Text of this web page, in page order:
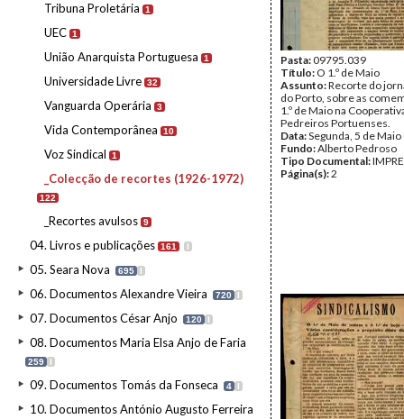
Tribuna Proletária 1
UEC 1
União Anarquista Portuguesa 1
Universidade Livre 32
Vanguarda Operária 3
Vida Contemporânea 10
Voz Sindical 1
_Colecção de recortes (1926-1972)
122
_Recortes avulsos 9
04. Livros e publicações 161 I
05. Seara Nova 695 I
06. Documentos Alexandre Vieira 720 I
07. Documentos César Anjo 120 I
08. Documentos Maria Elsa Anjo de Faria
259 I
09. Documentos Tomás da Fonseca 4 I
10. Documentos António Augusto Ferreira
Pasta:09795.039
Título: O 1.º de Maio
Assunto:Recorte do
do Porto, sobre as
1.º de Maio na
Pedreiros Portuenses.
Data:Segunda, 5 de
Fundo:Alberto Pedroso
Tipo Documental:
Página(s):2